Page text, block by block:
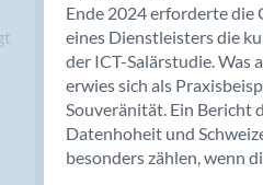
Bendern
Benken (SG)
Bergdietikon
Berlin
Bern
Bern - Liebefeld
Ende 2024 erforderte die
eines Dienstleisters die
der ICT-Salärstudie. Was
erwies sich als
Souveränität. Ein Bericht
Datenhoheit und
besonders zählen, wenn